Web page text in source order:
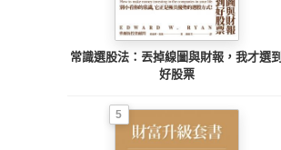
常識選股法：丟掉線圖與財報，我才選到
好股票
5